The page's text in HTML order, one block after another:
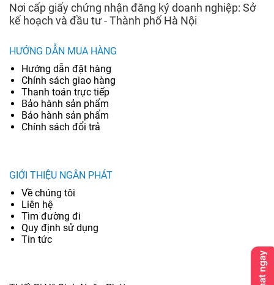
Nơi cấp giấy chứng nhận đăng ký doanh nghiệp: Sở
kế hoạch và đầu tư - Thành phố Hà Nội
HƯỚNG DẪN MUA HÀNG
Hướng dẫn đặt hàng
Chính sách giao hàng
Thanh toán trực tiếp
Bảo hành sản phẩm
Bảo hành sản phẩm
Chính sách đổi trả
GIỚI THIỆU NGÂN PHÁT
Về chúng tôi
Liên hệ
Tìm đường đi
Quy định sử dụng
Tin tức